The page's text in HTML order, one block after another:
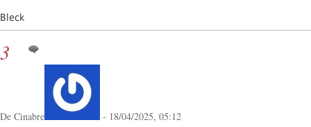
Bleck
3
De Cinabre - 18/04/2025, 05:12